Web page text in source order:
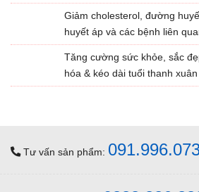
Giảm cholesterol, đường
huyết áp và các bệnh liên
Tăng cường sức khỏe, sắc
hóa & kéo dài tuổi thanh
Tư vấn sản phẩm: